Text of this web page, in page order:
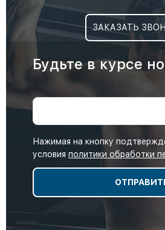
ЗАКАЗАТЬ
Будьте в курсе
Нажимая на кнопку
условия политики обработки